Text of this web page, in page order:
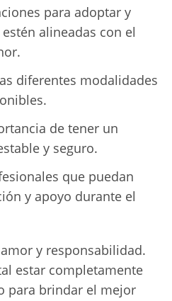
para adoptar y
alineadas con el
diferentes modalidades
de tener un
y seguro.
que puedan
y apoyo durante el
y responsabilidad.
estar completamente
para brindar el mejor